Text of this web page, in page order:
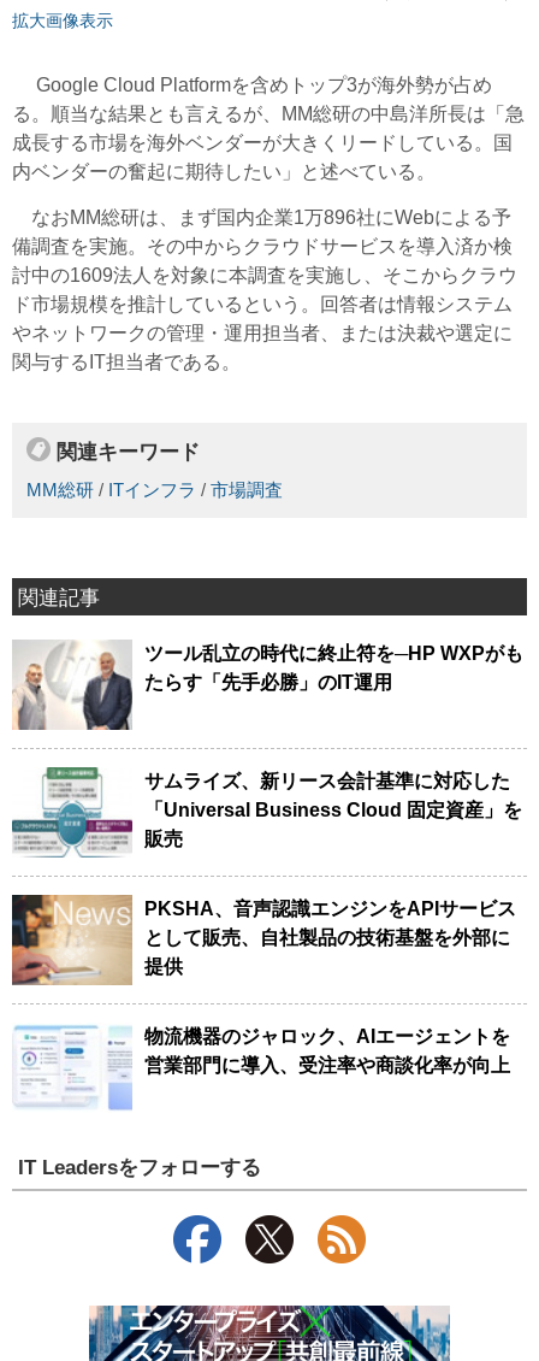
拡大画像表示
Google Cloud Platformを含めトップ3が海外勢が占め
る。順当な結果とも言えるが、MM総研の中島洋所長は「急
成長する市場を海外ベンダーが大きくリードしている。国
内ベンダーの奮起に期待したい」と述べている。
なおMM総研は、まず国内企業1万896社にWebによる予
備調査を実施。その中からクラウドサービスを導入済か検
討中の1609法人を対象に本調査を実施し、そこからクラウ
ド市場規模を推計しているという。回答者は情報システム
やネットワークの管理・運用担当者、または決裁や選定に
関与するIT担当者である。
関連キーワード
MM総研 / ITインフラ / 市場調査
関連記事
ツール乱立の時代に終止符を─HP WXPがも
たらす「先手必勝」のIT運用
サムライズ、新リース会計基準に対応した
「Universal Business Cloud 固定資産」を
販売
PKSHA、音声認識エンジンをAPIサービス
として販売、自社製品の技術基盤を外部に
提供
物流機器のジャロック、AIエージェントを
営業部門に導入、受注率や商談化率が向上
IT Leadersをフォローする